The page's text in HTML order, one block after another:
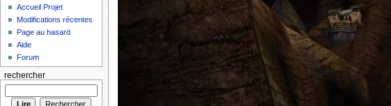
Accueil Projet
Modifications récentes
Page au hasard
Aide
Forum
rechercher